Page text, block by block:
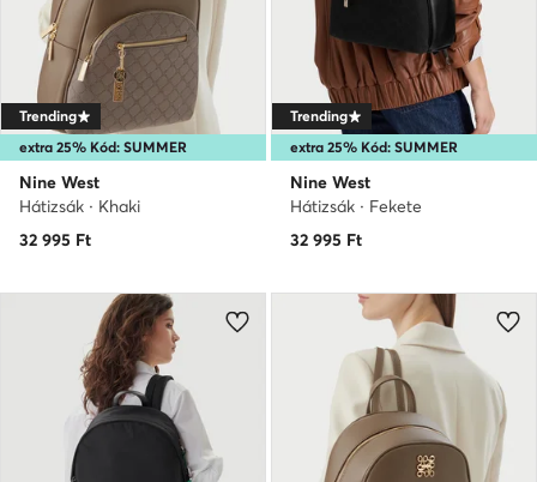
extra 25% Kód: SUMMER
Trending
Nine West
Hátizsák · Khaki
32 995 Ft
extra 25% Kód: SUMMER
Trending
Nine West
Hátizsák · Fekete
32 995 Ft